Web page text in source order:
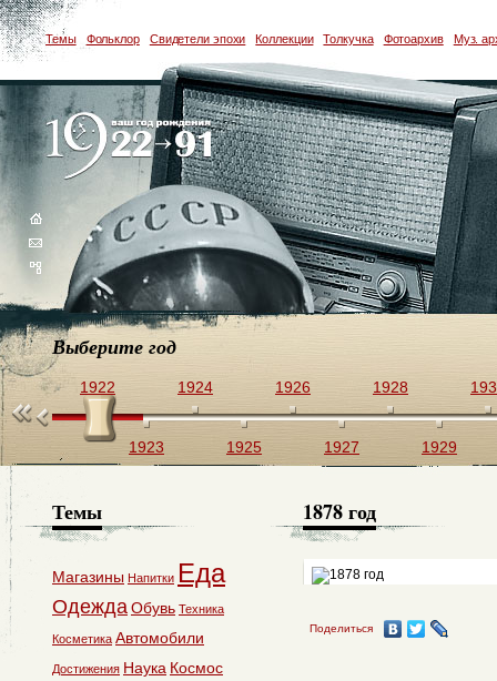
Темы Фольклор Свидетели эпохи Коллекции Толкучка Фотоархив Муз.
Выберите год
1922
1923
1924
1925
1926
1927
1928
1929
1878 год
Поделиться
Темы
Магазины Напитки Еда
ОдеждаОбувь Техника
Косметика Автомобили
Достижения Наука Космос